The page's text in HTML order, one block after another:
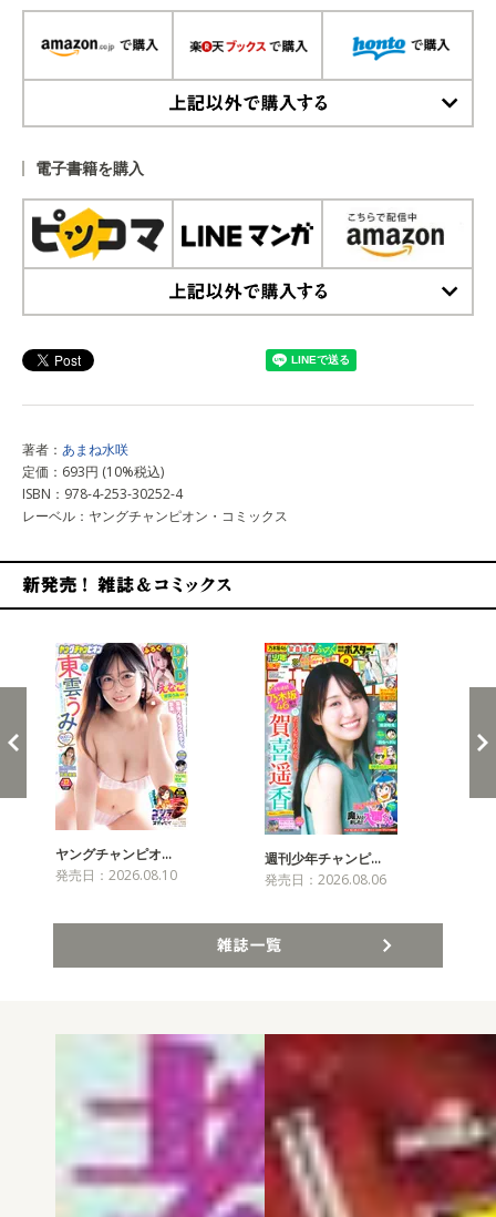
電子書籍を購入
著者： あまね水咲
定価：693円 (10%税込)
ISBN：978-4-253-30252-4
レーベル：ヤングチャンピオン・コミックス
ヤングチャンピオ…
発売日：2026.08.10
週刊少年チャンピ…
発売日：2026.08.06